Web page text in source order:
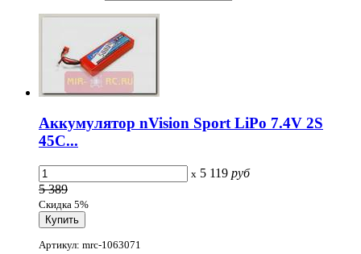
Аккумулятор nVision Sport LiPo 7.4V 2S
45C...
x 5 119 руб
5 389
Скидка 5%
Артикул: mrc-1063071